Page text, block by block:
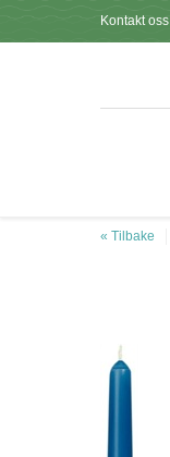
Kontakt oss
« Tilbake